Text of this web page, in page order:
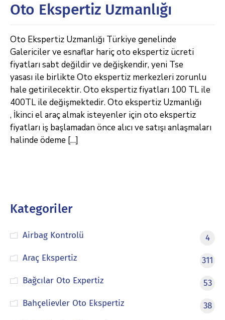
Oto Ekspertiz Uzmanlığı
Oto Ekspertiz Uzmanlığı Türkiye genelinde
Galericiler ve esnaflar hariç oto ekspertiz ücreti
fiyatları sabt değildir ve değişkendir, yeni Tse
yasası ile birlikte Oto ekspertiz merkezleri zorunlu
hale getirilecektir. Oto ekspertiz fiyatları 100 TL ile
400TL ile değişmektedir. Oto ekspertiz Uzmanlığı
, İkinci el araç almak isteyenler için oto ekspertiz
fiyatları iş başlamadan önce alıcı ve satışı anlaşmaları
halinde ödeme […]
Kategoriler
Airbag Kontrolü
4
Araç Ekspertiz
311
Bağcılar Oto Expertiz
53
Bahçelievler Oto Ekspertiz
38